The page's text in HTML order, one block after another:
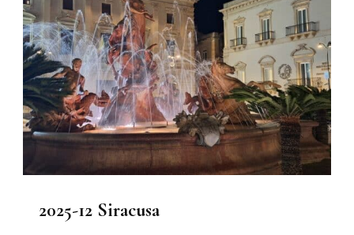
2025-12 Siracusa